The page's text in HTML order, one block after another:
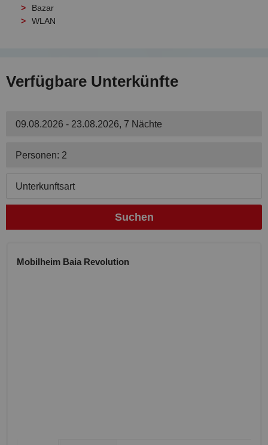
Bazar
WLAN
Verfügbare Unterkünfte
09.08.2026 - 23.08.2026, 7 Nächte
Personen: 2
Unterkunftsart
Suchen
Mobilheim Baia Revolution